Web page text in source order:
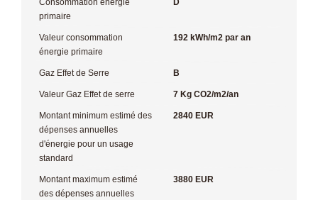
primaire
Valeur consommation
énergie primaire
192 kWh/m2 par an
Gaz Effet de Serre B
Valeur Gaz Effet de serre 7 Kg CO2/m2/an
Montant minimum estimé des
dépenses annuelles
d'énergie pour un usage
standard
2840 EUR
Montant maximum estimé
des dépenses annuelles
3880 EUR